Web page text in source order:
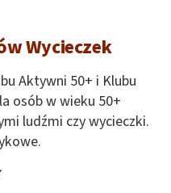
Wycieczek
Aktywni 50+ i Klubu
osób w wieku 50+
ludźmi czy wycieczki.